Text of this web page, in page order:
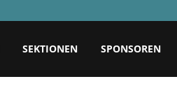
SEKTIONEN SPONSOREN